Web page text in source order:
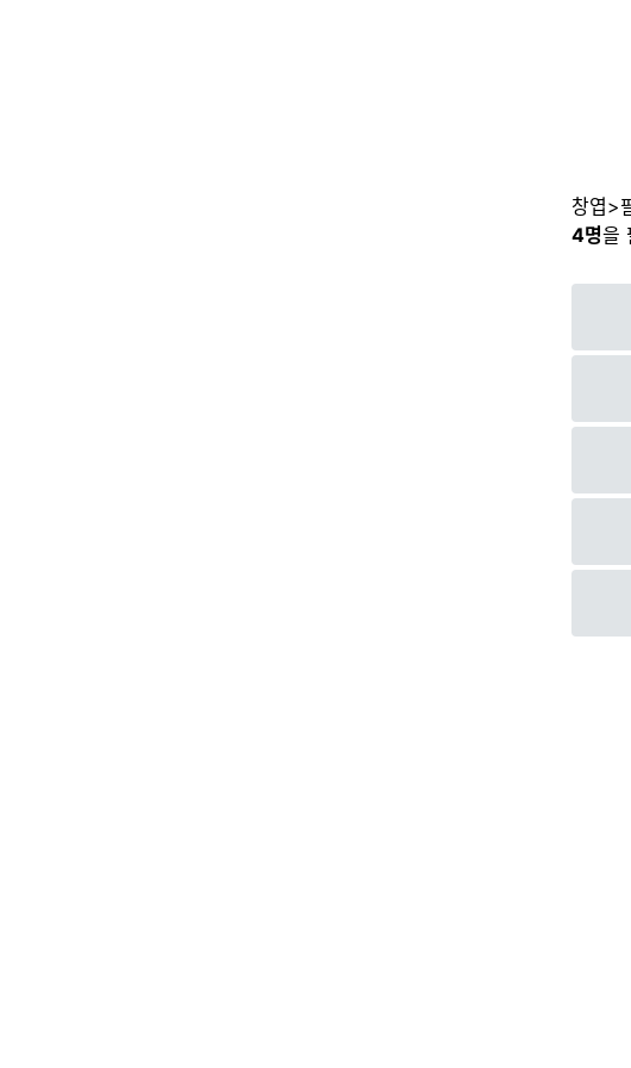
창엽>
4명을